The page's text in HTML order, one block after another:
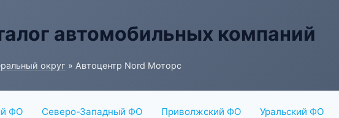
автомобильных компаний
округ » Автоцентр Nord Моторс
ФО Северо-Западный ФО Приволжский ФО Уральский ФО